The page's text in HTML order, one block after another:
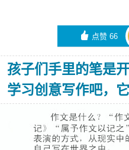
󰄼 点赞 66
孩子们手里的笔是
学习创意写作吧，